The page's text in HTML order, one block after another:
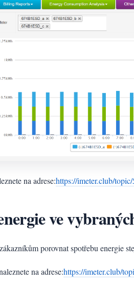
na adrese:https://imeter.club/
ve
porovnat spotřebu energie
na adrese:https://imeter.club/